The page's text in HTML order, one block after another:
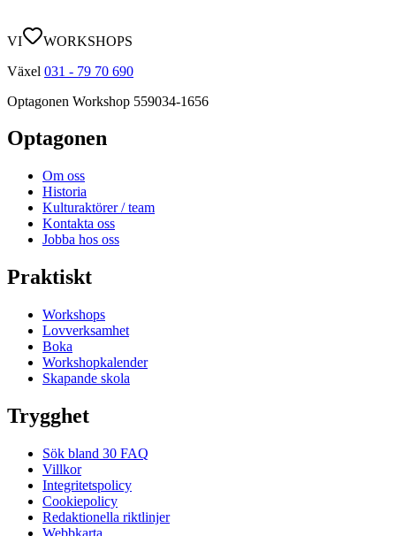
VI
WORKSHOPS
Växel 031 - 79 70 690
Optagonen Workshop 559034-1656
Optagonen
Om oss
Historia
Kulturaktörer / team
Kontakta oss
Jobba hos oss
Praktiskt
Workshops
Lovverksamhet
Boka
Workshopkalender
Skapande skola
Trygghet
Sök bland 30 FAQ
Villkor
Integritetspolicy
Cookiepolicy
Redaktionella riktlinjer
Webbkarta